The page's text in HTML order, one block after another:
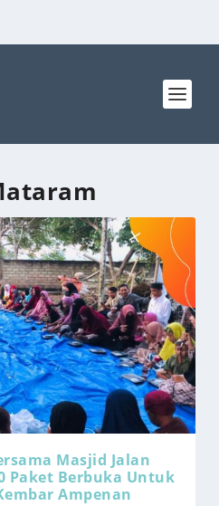
Masjid Jalan
Paket Berbuka Untuk
Ampenan